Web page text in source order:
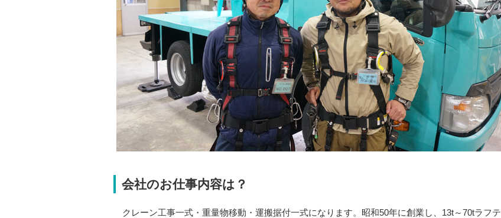
会社のお仕事内容は？
クレーン工事一式・重量物移動・運搬据付一式になります。昭和50年に創業し、13t～70tラフテ